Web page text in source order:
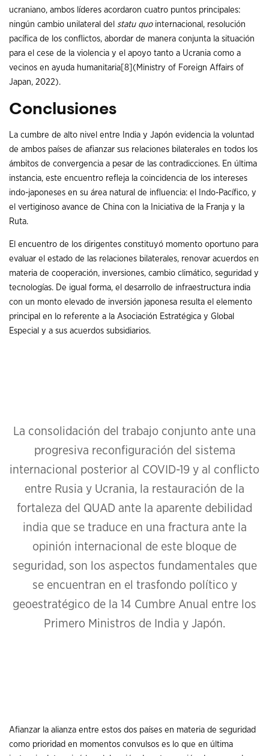
ucraniano, ambos líderes acordaron cuatro puntos principales:
ningún cambio unilateral del statu quointernacional, resolución
pacífica de los conflictos, abordar de manera conjunta la situación
para el cese de la violencia y el apoyo tanto a Ucrania como a
vecinos en ayuda humanitaria [8] (Ministry of Foreign Affairs of
Japan, 2022).
Conclusiones
La cumbre de alto nivel entre India y Japón evidencia la voluntad
de ambos países de afianzar sus relaciones bilaterales en todos los
ámbitos de convergencia a pesar de las contradicciones. En última
instancia, este encuentro refleja la coincidencia de los intereses
indo-japoneses en su área natural de influencia: el Indo-Pacífico, y
el vertiginoso avance de China con la Iniciativa de la Franja y la
Ruta.
El encuentro de los dirigentes constituyó momento oportuno para
evaluar el estado de las relaciones bilaterales, renovar acuerdos en
materia de cooperación, inversiones, cambio climático, seguridad y
tecnologías. De igual forma, el desarrollo de infraestructura india
con un monto elevado de inversión japonesa resulta el elemento
principal en lo referente a la Asociación Estratégica y Global
Especial y a sus acuerdos subsidiarios.
La consolidación del trabajo conjunto ante una
progresiva reconfiguración del sistema
internacional posterior al COVID-19 y al conflicto
entre Rusia y Ucrania, la restauración de la
fortaleza del QUAD ante la aparente debilidad
india que se traduce en una fractura ante la
opinión internacional de este bloque de
seguridad, son los aspectos fundamentales que
se encuentran en el trasfondo político y
geoestratégico de la 14 Cumbre Anual entre los
Primero Ministros de India y Japón.
Afianzar la alianza entre estos dos países en materia de seguridad
como prioridad en momentos convulsos es lo que en última